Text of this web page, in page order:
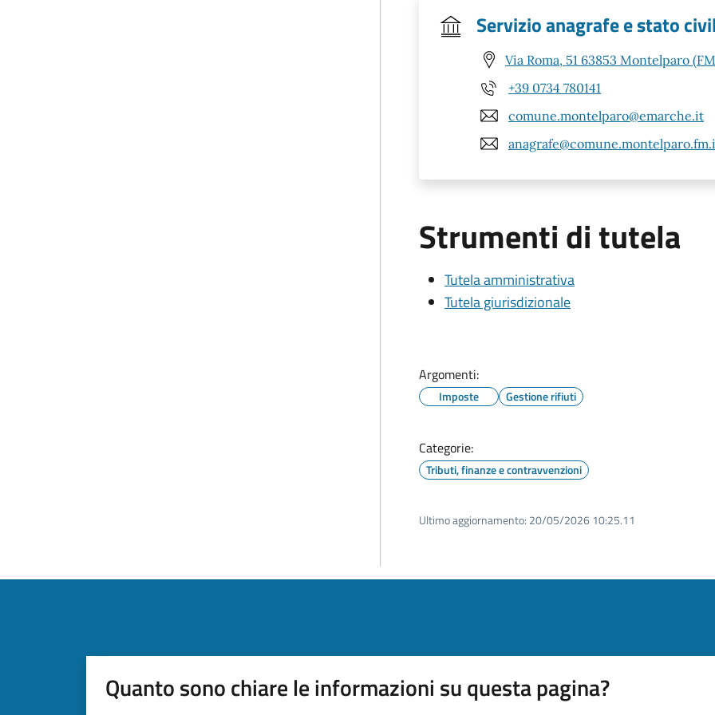
Servizio anagrafe e stato
Via Roma, 51 63853 Montelparo
+39 0734 780141
comune.montelparo@emarche.it
Strumenti di tutela
Tutela amministrativa
Tutela giurisdizionale
Argomenti:
Imposte Gestione rifiuti
Categorie:
Tributi, finanze e contravvenzioni
Ultimo aggiornamento: 20/05/2026 10:25.11
Quanto sono chiare le informazioni su questa pagina?